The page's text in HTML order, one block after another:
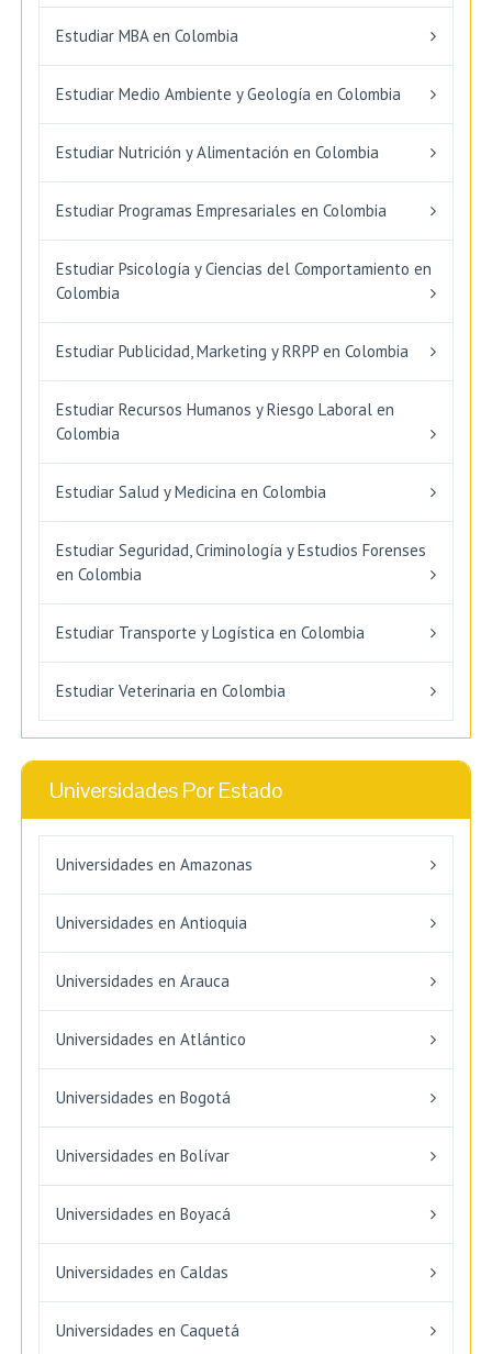
Estudiar MBA en Colombia
Estudiar Medio Ambiente y Geología en Colombia
Estudiar Nutrición y Alimentación en Colombia
Estudiar Programas Empresariales en Colombia
Estudiar Psicología y Ciencias del Comportamiento en
Colombia
Estudiar Publicidad, Marketing y RRPP en Colombia
Estudiar Recursos Humanos y Riesgo Laboral en
Colombia
Estudiar Salud y Medicina en Colombia
Estudiar Seguridad, Criminología y Estudios Forenses
en Colombia
Estudiar Transporte y Logística en Colombia
Estudiar Veterinaria en Colombia
Universidades Por Estado
Universidades en Amazonas
Universidades en Antioquia
Universidades en Arauca
Universidades en Atlántico
Universidades en Bogotá
Universidades en Bolívar
Universidades en Boyacá
Universidades en Caldas
Universidades en Caquetá